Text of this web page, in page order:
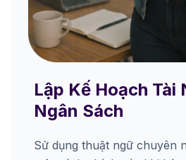
Lập Kế Hoạch Tài
Ngân Sách
Sử dụng thuật ngữ chuyên